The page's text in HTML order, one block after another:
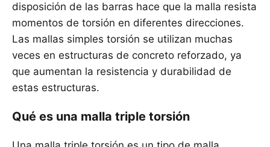
disposición de las barras hace que la malla resista
momentos de torsión en diferentes direcciones.
Las mallas simples torsión se utilizan muchas
veces en estructuras de concreto reforzado, ya
que aumentan la resistencia y durabilidad de
estas estructuras.
Qué es una malla triple torsión